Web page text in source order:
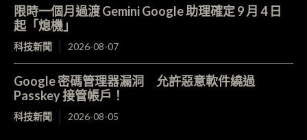
限時一個月過渡 Gemini Google 助理確定 9 月 4 日
起「熄機」
科技新聞 2026-08-07
Google 密碼管理器漏洞 允許惡意軟件繞過
Passkey 接管帳戶！
科技新聞 2026-08-05